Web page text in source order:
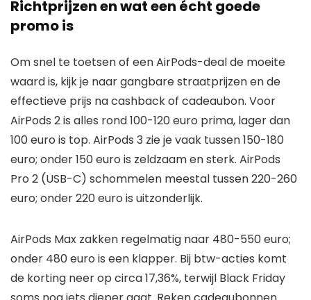
Richtprijzen en wat een écht goede
promo is
Om snel te toetsen of een AirPods-deal de moeite
waard is, kijk je naar gangbare straatprijzen en de
effectieve prijs na cashback of cadeaubon. Voor
AirPods 2 is alles rond 100-120 euro prima, lager dan
100 euro is top. AirPods 3 zie je vaak tussen 150-180
euro; onder 150 euro is zeldzaam en sterk. AirPods
Pro 2 (USB-C) schommelen meestal tussen 220-260
euro; onder 220 euro is uitzonderlijk.
AirPods Max zakken regelmatig naar 480-550 euro;
onder 480 euro is een klapper. Bij btw-acties komt
de korting neer op circa 17,36%, terwijl Black Friday